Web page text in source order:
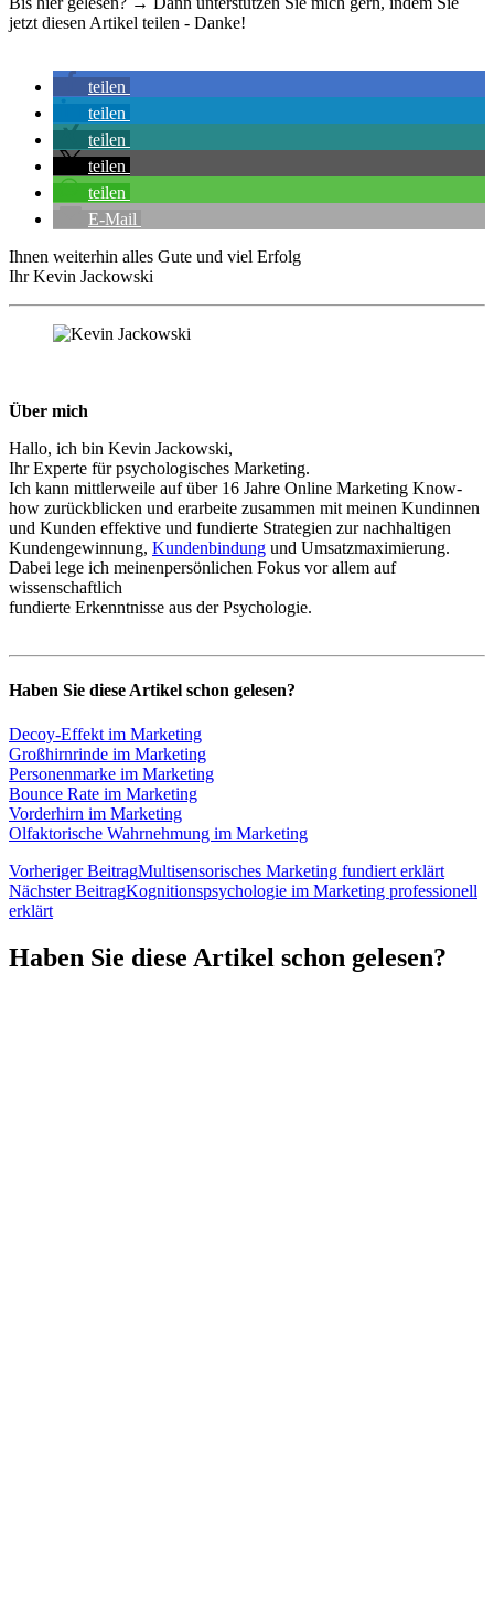
jetzt diesen Artikel teilen - Danke!
teilen
teilen
teilen
teilen
teilen
E-Mail
Ihnen weiterhin alles Gute und viel Erfolg
Ihr Kevin Jackowski
Über mich
Hallo, ich bin Kevin Jackowski,
Ihr Experte für psychologisches Marketing.
Ich kann mittlerweile auf über 16 Jahre Online Marketing Know-
how zurückblicken und erarbeite zusammen mit meinen Kundinnen
und Kunden effektive und fundierte Strategien zur nachhaltigen
Kundengewinnung, Kundenbindung und Umsatzmaximierung.
Dabei lege ich meinenpersönlichen Fokus vor allem auf
wissenschaftlich
fundierte Erkenntnisse aus der Psychologie.
Haben Sie diese Artikel schon gelesen?
Decoy-Effekt im Marketing
Großhirnrinde im Marketing
Personenmarke im Marketing
Bounce Rate im Marketing
Vorderhirn im Marketing
Olfaktorische Wahrnehmung im Marketing
Vorheriger BeitragMultisensorisches Marketing fundiert erklärt
Nächster BeitragKognitionspsychologie im Marketing professionell
erklärt
Haben Sie diese Artikel schon gelesen?